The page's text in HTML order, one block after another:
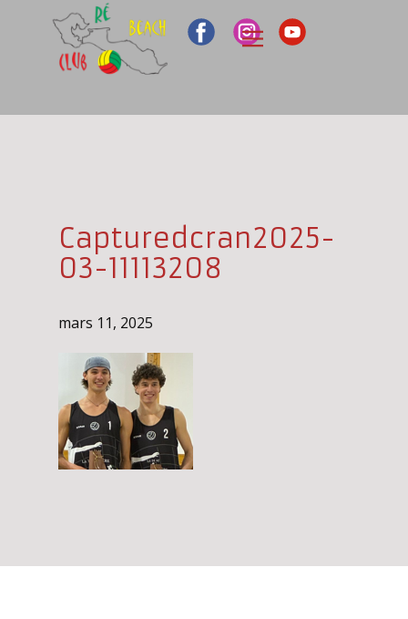
Capturedcran2025-
03-11113208
mars 11, 2025